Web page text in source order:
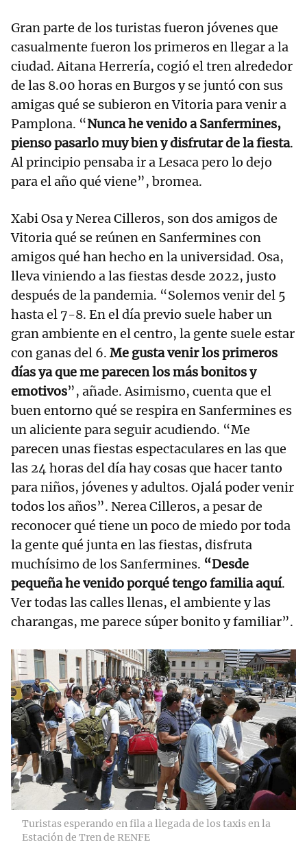
Gran parte de los turistas fueron jóvenes que
casualmente fueron los primeros en llegar a la
ciudad. Aitana Herrería, cogió el tren alrededor
de las 8.00 horas en Burgos y se juntó con sus
amigas qué se subieron en Vitoria para venir a
Pamplona. “Nunca he venido a Sanfermines,
pienso pasarlo muy bien y disfrutar de la fiesta.
Al principio pensaba ir a Lesaca pero lo dejo
para el año qué viene”, bromea.
Xabi Osa y Nerea Cilleros, son dos amigos de
Vitoria qué se reúnen en Sanfermines con
amigos qué han hecho en la universidad. Osa,
lleva viniendo a las fiestas desde 2022, justo
después de la pandemia. “Solemos venir del 5
hasta el 7-8. En el día previo suele haber un
gran ambiente en el centro, la gente suele estar
con ganas del 6. Me gusta venir los primeros
días ya que me parecen los más bonitos y
emotivos”, añade. Asimismo, cuenta que el
buen entorno qué se respira en Sanfermines es
un aliciente para seguir acudiendo. “Me
parecen unas fiestas espectaculares en las que
las 24 horas del día hay cosas que hacer tanto
para niños, jóvenes y adultos. Ojalá poder venir
todos los años”. Nerea Cilleros, a pesar de
reconocer qué tiene un poco de miedo por toda
la gente qué junta en las fiestas, disfruta
muchísimo de los Sanfermines. “Desde
pequeña he venido porqué tengo familia aquí.
Ver todas las calles llenas, el ambiente y las
charangas, me parece súper bonito y familiar”.
Turistas esperando en fila a llegada de los taxis en la
Estación de Tren de RENFE